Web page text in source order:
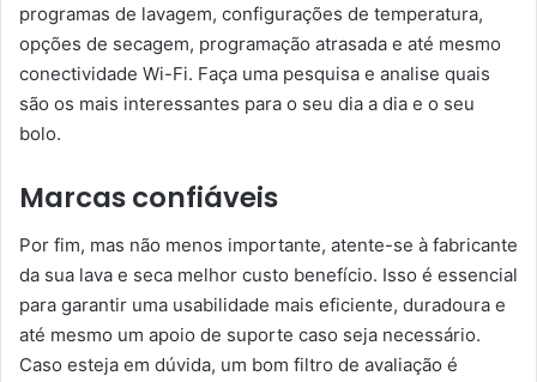
programas de lavagem, configurações de temperatura,
opções de secagem, programação atrasada e até mesmo
conectividade Wi-Fi. Faça uma pesquisa e analise quais
são os mais interessantes para o seu dia a dia e o seu
bolo.
Marcas confiáveis
Por fim, mas não menos importante, atente-se à fabricante
da sua lava e seca melhor custo benefício. Isso é essencial
para garantir uma usabilidade mais eficiente, duradoura e
até mesmo um apoio de suporte caso seja necessário.
Caso esteja em dúvida, um bom filtro de avaliação é